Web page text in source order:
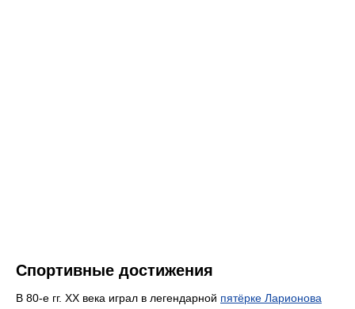
Спортивные достижения
В 80-е гг. XX века играл в легендарной пятёрке Ларионова